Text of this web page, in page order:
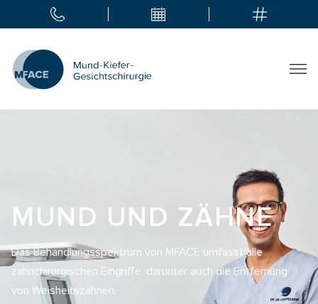
MUND UND ZÄHNE
Das Behandlungsspektrum von MFACE umfasst alle
zahnchirurgischen Eingriffe, darunter auch die Entfernung
von Weisheitszähnen.